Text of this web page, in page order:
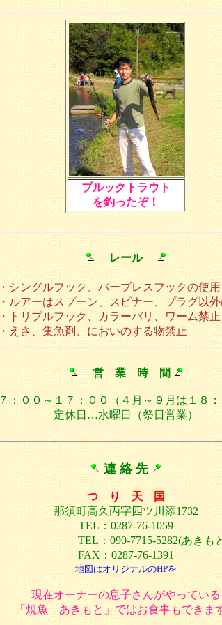
ブルックトラウト
を釣ったぞ！
レール
・シングルフック、バーブレスフックの使用
・ルアーはスプーン、スピナー、プラグ以
・トリプルフック、カラーバリ、ワーム禁止
・えさ、集魚剤、においのする物禁止
営 業 時 間
７：００～１７：００（４月～９月は１８：
定休日…水曜日（祭日営業）
連 絡 先
つ り 天 国
那須町高久丙字四ツ川添1732
TEL：0287-76-1059
TEL：090-7715-5282(あきも
FAX：0287-76-1391
地図はオリジナルのHPを
現在オーナーの息子さんがやっている
「焼魚 あきもと」ではお食事もできま